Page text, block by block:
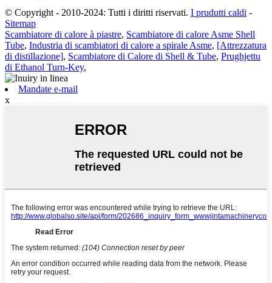
© Copyright - 2010-2024: Tutti i diritti riservati. I prudutti caldi -
Sitemap
Scambiatore di calore à piastre, Scambiatore di calore Asme Shell
Tube, Industria di scambiatori di calore a spirale Asme, [Attrezzatura
di distillazione], Scambiatore di Calore di Shell & Tube, Prughjettu
di Ethanol Turn-Key,
Mandate e-mail
x